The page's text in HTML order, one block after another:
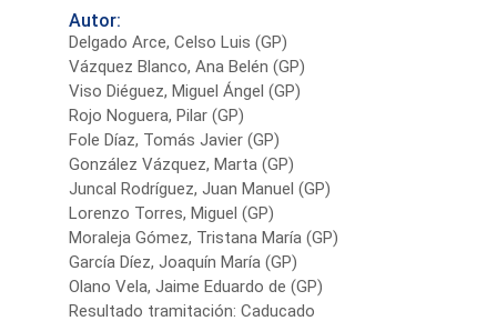
Autor:
Delgado Arce, Celso Luis (GP)
Vázquez Blanco, Ana Belén (GP)
Viso Diéguez, Miguel Ángel (GP)
Rojo Noguera, Pilar (GP)
Fole Díaz, Tomás Javier (GP)
González Vázquez, Marta (GP)
Juncal Rodríguez, Juan Manuel (GP)
Lorenzo Torres, Miguel (GP)
Moraleja Gómez, Tristana María (GP)
García Díez, Joaquín María (GP)
Olano Vela, Jaime Eduardo de (GP)
Resultado tramitación: Caducado